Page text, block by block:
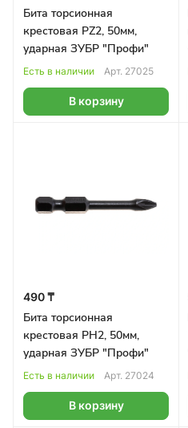
Бита торсионная
крестовая PZ2, 50мм,
ударная ЗУБР "Профи"
Есть в наличии Арт. 27025
В корзину
490 ₸
Бита торсионная
крестовая PH2, 50мм,
ударная ЗУБР "Профи"
Есть в наличии Арт. 27024
В корзину